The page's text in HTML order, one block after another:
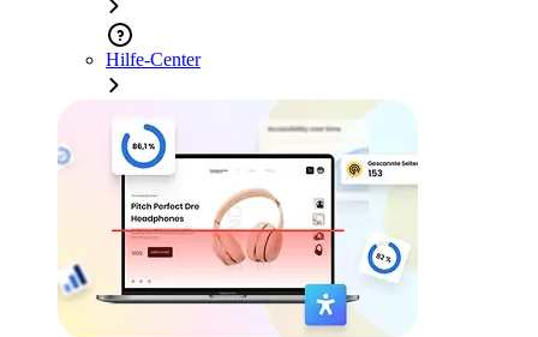
Hilfe-Center